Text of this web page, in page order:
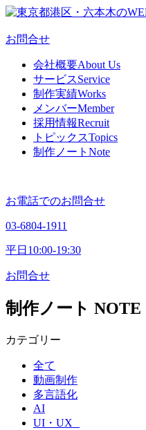
お問合せ
会社概要About Us
サービスService
制作実績Works
メンバーMember
採用情報Recruit
トピックスTopics
制作ノート Note
お電話でのお問合せ
03-6804-1911
平日10:00-19:30
お問合せ
制作ノート NOTE
カテゴリー
全て
動画制作
多言語化
AI
UI・UX